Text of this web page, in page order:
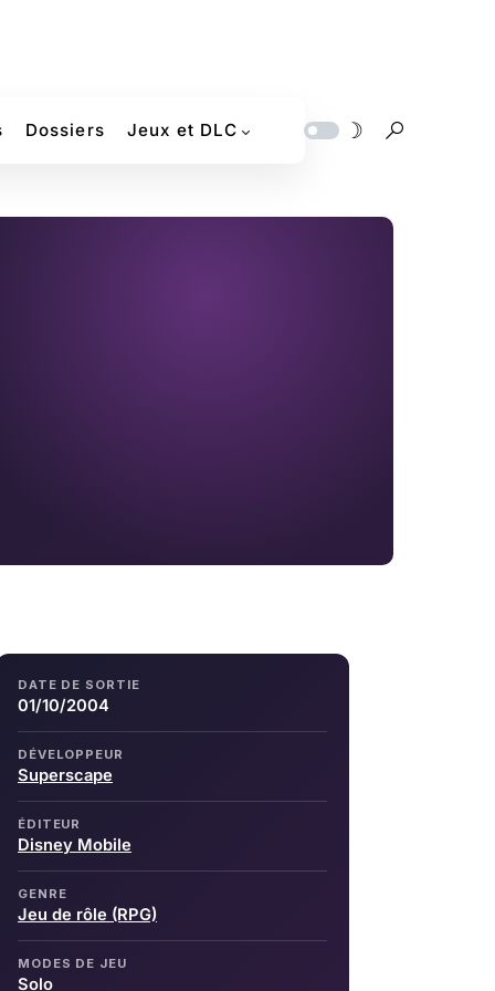
Dossiers Jeux et DLC
DATE DE SORTIE
01/10/2004
DÉVELOPPEUR
Superscape
ÉDITEUR
Disney Mobile
GENRE
Jeu de rôle (RPG)
MODES DE JEU
Solo